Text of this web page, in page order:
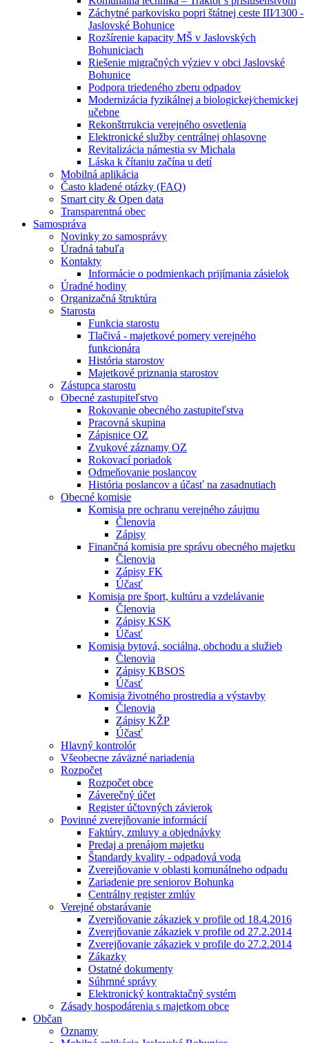
Záchytné parkovisko popri štátnej ceste III⁄1300 -
Jaslovské Bohunice
Rozšírenie kapacity MŠ v Jaslovských
Bohuniciach
Riešenie migračných výziev v obci Jaslovské
Bohunice
Podpora triedeného zberu odpadov
Modernizácia fyzikálnej a biologickej⁄chemickej
učebne
Rekonštrrukcia verejného osvetlenia
Elektronické služby centrálnej ohlasovne
Revitalizácia námestia sv Michala
Láska k čítaniu začína u detí
Mobilná aplikácia
Často kladené otázky (FAQ)
Smart city & Open data
Transparentná obec
Samospráva
Novinky zo samosprávy
Úradná tabuľa
Kontakty
Informácie o podmienkach prijímania zásielok
Úradné hodiny
Organizačná štruktúra
Starosta
Funkcia starostu
Tlačivá - majetkové pomery verejného
funkcionára
História starostov
Majetkové priznania starostov
Zástupca starostu
Obecné zastupiteľstvo
Rokovanie obecného zastupiteľstva
Pracovná skupina
Zápisnice OZ
Zvukové záznamy OZ
Rokovací poriadok
Odmeňovanie poslancov
História poslancov a účasť na zasadnutiach
Obecné komisie
Komisia pre ochranu verejného záujmu
Členovia
Zápisy
Finančná komisia pre správu obecného majetku
Členovia
Zápisy FK
Účasť
Komisia pre šport, kultúru a vzdelávanie
Členovia
Zápisy KSK
Účasť
Komisia bytová, sociálna, obchodu a služieb
Členovia
Zápisy KBSOS
Účasť
Komisia životného prostredia a výstavby
Členovia
Zápisy KŽP
Účasť
Hlavný kontrolór
Všeobecne záväzné nariadenia
Rozpočet
Rozpočet obce
Záverečný účet
Register účtovných závierok
Povinné zverejňovanie informácií
Faktúry, zmluvy a objednávky
Predaj a prenájom majetku
Štandardy kvality - odpadová voda
Zverejňovanie v oblasti komunálneho odpadu
Zariadenie pre seniorov Bohunka
Centrálny register zmlúv
Verejné obstarávanie
Zverejňovanie zákaziek v profile od 18.4.2016
Zverejňovanie zákaziek v profile od 27.2.2014
Zverejňovanie zákaziek v profile do 27.2.2014
Zákazky
Ostatné dokumenty
Súhrnné správy
Elektronický kontraktačný systém
Zásady hospodárenia s majetkom obce
Občan
Oznamy